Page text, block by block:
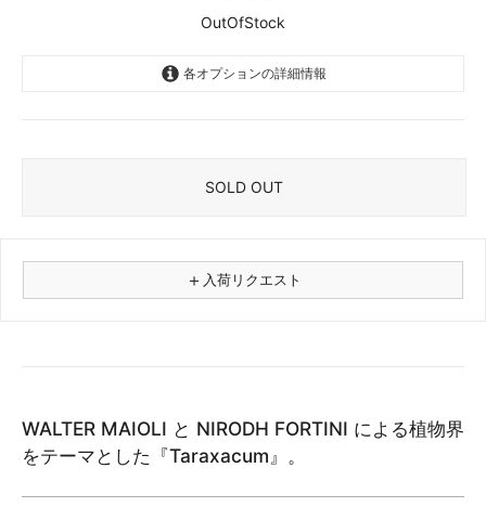
OutOfStock
各オプションの詳細情報
OutOfStock
SOLD OUT
＋ 入荷リクエスト
フォーマット
WALTER MAIOLI と NIRODH FORTINI による植物界
をテーマとした『Taraxacum』。